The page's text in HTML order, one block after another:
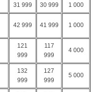
31 999 30 999 1 000
42 999 41 999 1 000
121
999
117
999
4 000
132
999
127
999
5 000